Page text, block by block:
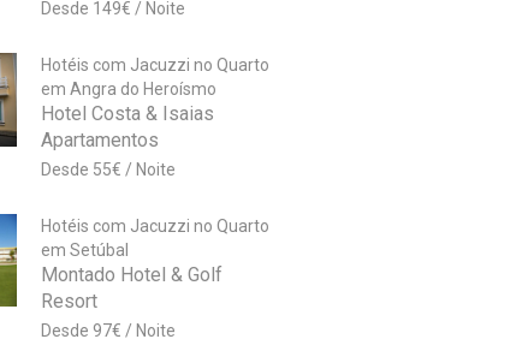
149€
Hotéis com Jacuzzi no Quarto
em Angra do Heroísmo
Hotel Costa & Isaias
Apartamentos
55€
Hotéis com Jacuzzi no Quarto
em Setúbal
Montado Hotel & Golf
Resort
97€